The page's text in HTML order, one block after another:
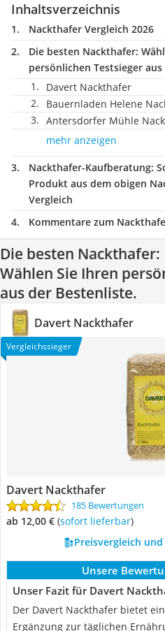
Inhaltsverzeichnis
Nackthafer Vergleich 2026
Die besten Nackthafer:
persönlichen Testsieger
Davert Nackthafer
Bauernladen Helene
Antersdorfer Mühle
mehr anzeigen
Nackthafer-Kaufberatung:
Produkt aus dem obigen
Vergleich
Kommentare zum
Die besten Nackthafer:
Wählen Sie Ihren
aus der Bestenliste.
Davert Nackthafer
Vergleichssieger
Davert Nackthafer
185 Bewertungen
ab 12,00 € ( Sofort lieferbar)
Preisvergleich
Unsere
Unser Fazit für Davert
Der Davert Nackthafer bietet
Ergänzung zur täglichen